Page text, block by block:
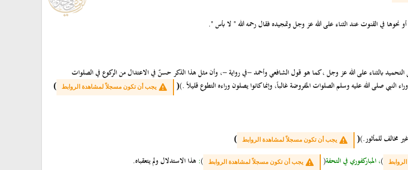
في القنوت عند الثناء على الله عز وجل وتمجيده فقال رحمه الله " لا بأس ".
التحميد بالثناء على الله عز وجل ، كما هو قول الشافعي وأحمد -في رواية -، وأن مثل هذا الذكر حسنٌ في الاعتدال من الركوع في الصلوات
صلى الله عليه وسلم الصلوات المفروضة غالباً، وإنما كانوا يصلون وراءه التطوع قليلاً .)( يجب أن تكون مسجلاً لمشاهدة الروابط )
مخالف للمأثور.)( يجب أن تكون مسجلاً لمشاهدة الروابط )
)، المباركفوري في التحفة( يجب أن تكون مسجلاً لمشاهدة الروابط )
:هذا الاستدلال ولم يتعقباه.